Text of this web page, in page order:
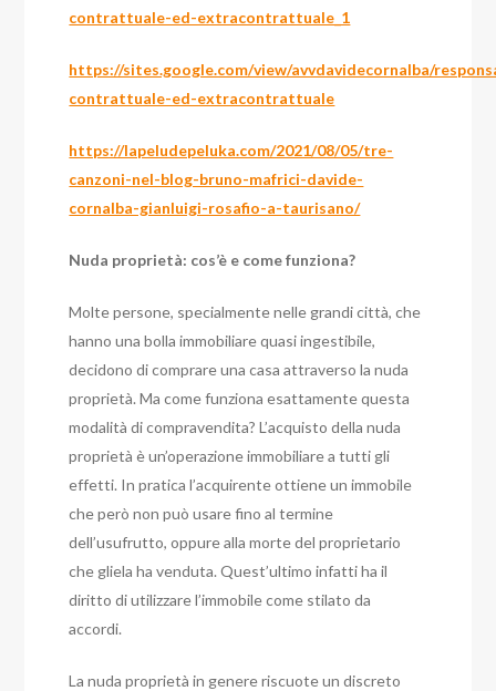
contrattuale-ed-extracontrattuale_1
https://sites.google.com/view/avvdavidecornalba/
contrattuale-ed-extracontrattuale
https://lapeludepeluka.com/2021/08/05/tre-
canzoni-nel-blog-bruno-mafrici-davide-
cornalba-gianluigi-rosafio-a-taurisano/
Nuda proprietà: cos’è e come funziona?
Molte persone, specialmente nelle grandi città, che
hanno una bolla immobiliare quasi ingestibile,
decidono di comprare una casa attraverso la nuda
proprietà. Ma come funziona esattamente questa
modalità di compravendita?L’acquisto della nuda
proprietà è un’operazione immobiliare a tutti gli
effetti. In pratica l’acquirente ottiene un immobile
che però non può usare fino al termine
dell’usufrutto, oppure alla morte del proprietario
che gliela ha venduta. Quest’ultimo infatti ha il
diritto di utilizzare l’immobile come stilato da
accordi.
La nuda proprietà in genere riscuote un discreto